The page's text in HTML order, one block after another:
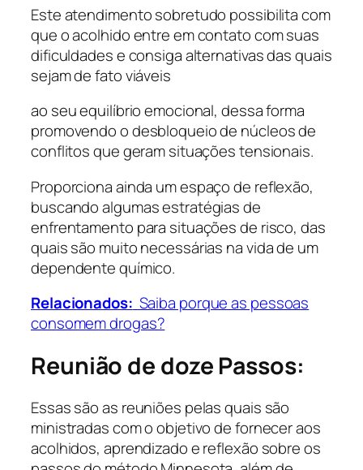
Este atendimento sobretudo possibilita com
que o acolhido entre em contato com suas
dificuldades e consiga alternativas das quais
sejam de fato viáveis
ao seu equilíbrio emocional, dessa forma
promovendo o desbloqueio de núcleos de
conflitos que geram situações tensionais.
Proporciona ainda um espaço de reflexão,
buscando algumas estratégias de
enfrentamento para situações de risco, das
quais são muito necessárias na vida de um
dependente químico.
Relacionados: Saiba porque as pessoas
consomem drogas?
Reunião de doze Passos:
Essas são as reuniões pelas quais são
ministradas com o objetivo de fornecer aos
acolhidos, aprendizado e reflexão sobre os